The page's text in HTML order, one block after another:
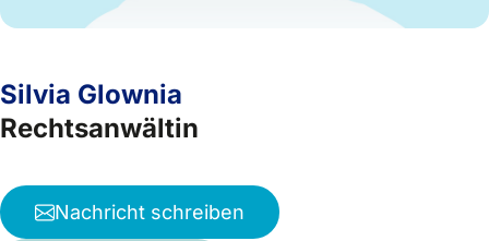
Silvia Glownia
Rechtsanwältin
Nachricht schreiben